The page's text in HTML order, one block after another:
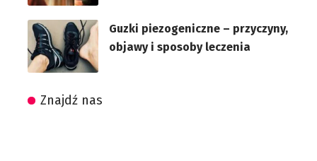
Guzki piezogeniczne – przyczyny,
objawy i sposoby leczenia
Znajdź nas